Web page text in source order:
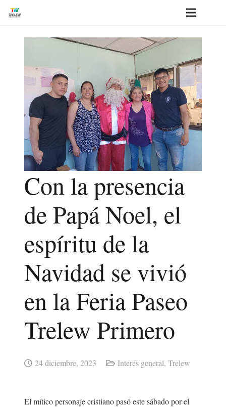
Con la presencia
de Papá Noel, el
espíritu de la
Navidad se vivió
en la Feria Paseo
Trelew Primero
24 diciembre, 2023 Interés general, Trelew
El mítico personaje cristiano pasó este sábado por el